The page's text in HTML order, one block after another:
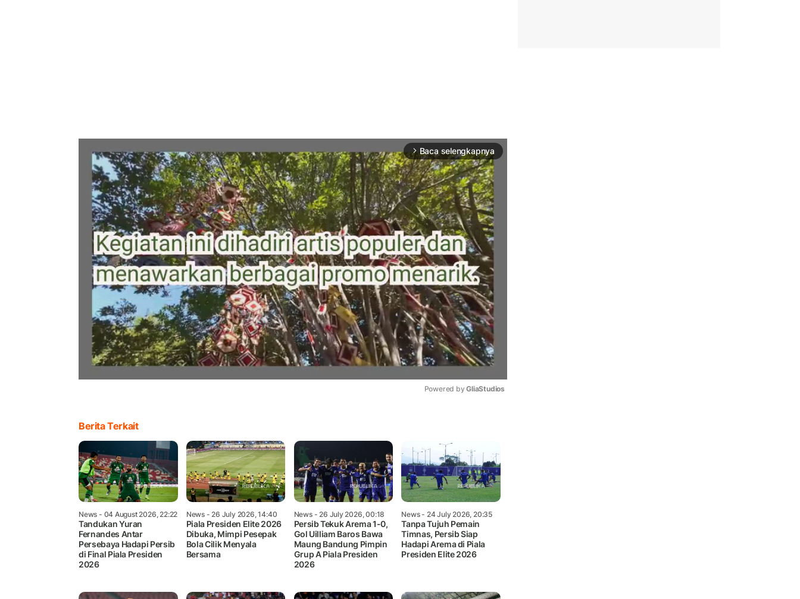
arrow_forward_ios Baca selengkapnya
Powered by GliaStudios
Berita Terkait
News - 04 August 2026, 22:22
Tandukan Yuran
Fernandes Antar
Persebaya Hadapi Persib
di Final Piala Presiden
2026
News- 26 July 2026, 14:40
Piala Presiden Elite 2026
Dibuka, Mimpi Pesepak
Bola Cilik Menyala
Bersama
News- 26 July 2026, 00:18
Persib Tekuk Arema 1-0,
Gol Uilliam Baros Bawa
Maung Bandung Pimpin
Grup A Piala Presiden
2026
News- 24 July 2026, 20:35
Tanpa Tujuh Pemain
Timnas, Persib Siap
Hadapi Arema di Piala
Presiden Elite 2026